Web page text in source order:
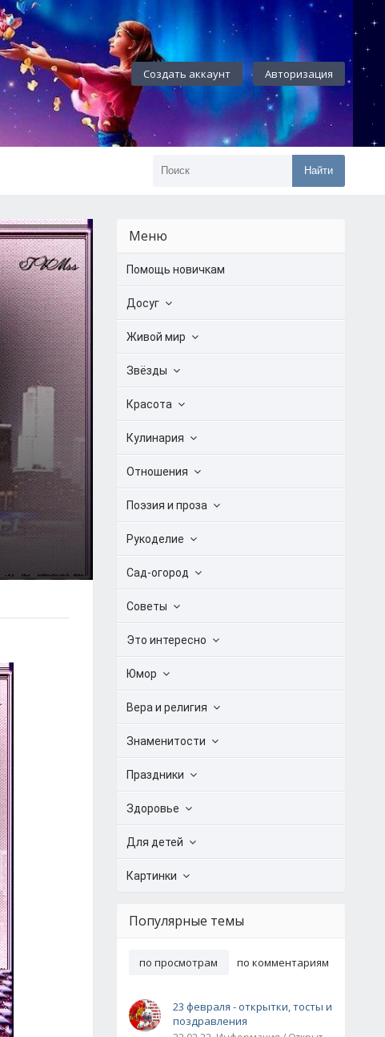
Создать аккаунт Авторизация
Найти
Меню
Помощь новичкам
Досуг
Живой мир
Звёзды
Красота
Кулинария
Отношения
Поэзия и проза
Рукоделие
Сад-огород
Советы
Это интересно
Юмор
Вера и религия
Знаменитости
Праздники
Здоровье
Для детей
Картинки
Популярные темы
по просмотрам по комментариям
23 февраля - открытки, тосты и
поздравления